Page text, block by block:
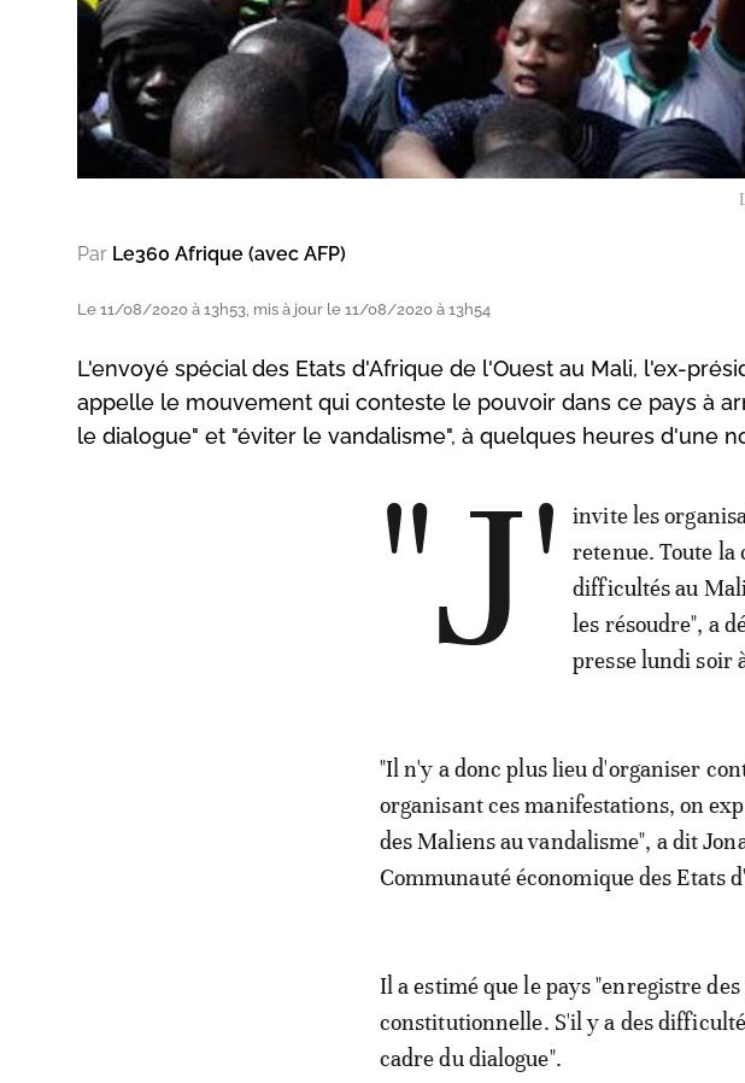
Par Le360 Afrique (avec AFP)
Le 11/08/2020 à 13h53, mis à jour le 11/08/2020 à 13h54
L'envoyé spécial des Etats d'Afrique de l'Ouest au Mali, l'ex-
appelle le mouvement qui conteste le pouvoir dans ce pays à
le dialogue" et "éviter le vandalisme", à quelques heures d'une
"J'
invite les
retenue. Toute
difficultés au
les résoudre", a
presse lundi soir
"Il n'y a donc plus lieu d'organiser
organisant ces manifestations, on
des Maliens au vandalisme", a dit
Communauté économique des Etats
Il a estimé que le pays "enregistre
constitutionnelle. S'il y a des
cadre du dialogue".